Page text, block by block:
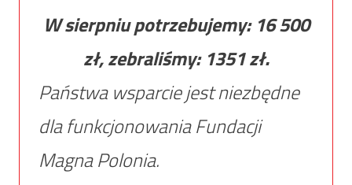
W sierpniu potrzebujemy: 16 500
zł, zebraliśmy: 1351zł.
Państwa wsparcie jest niezbędne
dla funkcjonowania Fundacji
Magna Polonia.